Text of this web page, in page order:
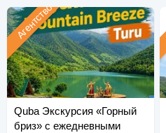
Quba Экскурсия «Горный
бриз» с ежедневными
Агентство